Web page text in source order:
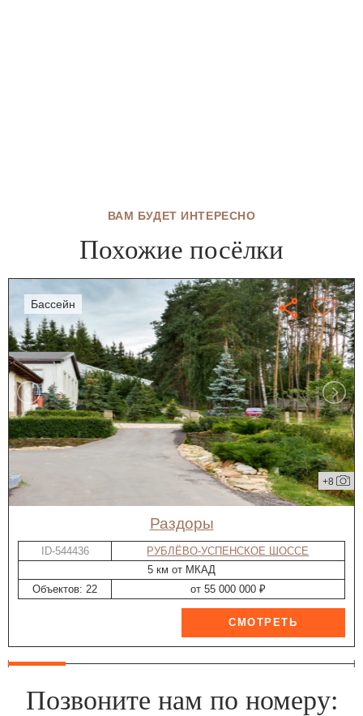
ВАМ БУДЕТ ИНТЕРЕСНО
Похожие посёлки
бассейн
+8
Раздоры
ID-544436
РУБЛЁВО-УСПЕНСКОЕ ШОССЕ
5 км от МКАД
Объектов: 22
от 55 000 000 ₽
Позвоните нам по номеру: